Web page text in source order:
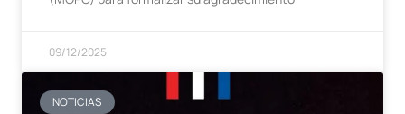
09/12/2025
NOTICIAS